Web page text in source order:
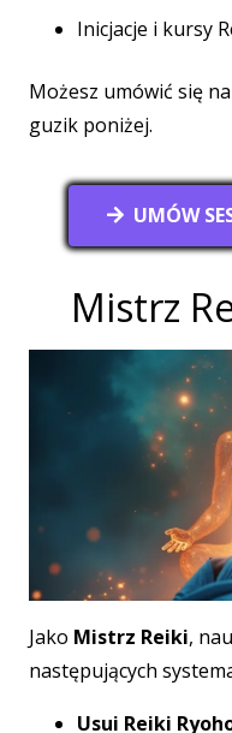
Inicjacje i kursy
Możesz umówić się
guzik poniżej.
UMÓW
Mistrz
Jako Mistrz Reiki,
następujących
Usui Reiki